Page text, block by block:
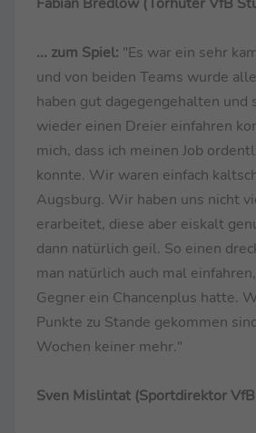
... zum Spiel: "Es war ein sehr
und von beiden Teams wurde
haben gut dagegengehalten und
wieder einen Dreier einfahren
mich, dass ich meinen Job
konnte. Wir waren einfach
Augsburg. Wir haben uns nicht
erarbeitet, diese aber eiskalt
dann natürlich geil. So einen
man natürlich auch mal
Gegner ein Chancenplus hatte.
Punkte zu Stande gekommen
Wochen keiner mehr."
Sven Mislintat (Sportdirektor